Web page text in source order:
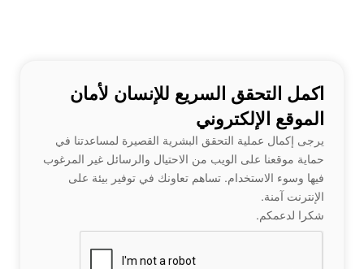
اكمل التحقق السريع للإنسان لأمان
الموقع الإلكتروني
يرجى إكمال عملية التحقق البشرية القصيرة لمساعدتنا في
حماية موقعنا على الويب من الاحتيال والرسائل غير المرغوب
فيها وسوء الاستخدام. تساهم تعاونك في توفير بيئة على
الإنترنت آمنة.
شكرا لدعمكم.